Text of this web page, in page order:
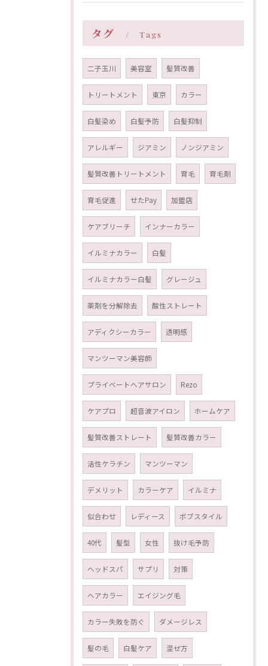
タグ Tags
二子玉川 美容室 髪質改善
トリートメント 東京 カラー
白髪染め 白髪予防 白髪抑制
アレルギー ジアミン ノンジアミン
髪質改善トリートメント 育毛 育毛剤
育毛促進 せたPay 加盟店
ケアブリーチ インナーカラー
イルミナカラー 白髪
イルミナカラー白髪 グレージュ
薬剤を分解除去 酸性ストレート
アディクシーカラー 透明感
マンツーマン美容師
プライベートヘアサロン Rezo
ケアプロ 超音波アイロン ホームケア
髪質改善ストレート 髪質改善カラー
活性ケラチン マンツーマン
デメリット カラーケア イルミナ
似合わせ レディース ボブスタイル
40代 髪型 女性 抜け毛予防
ヘッドスパ サプリ 対策
ヘアカラー エイジング毛
カラー失敗を防ぐ ダメージレス
髪の毛 白髪ケア 混ぜ方